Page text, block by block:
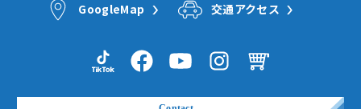
GoogleMap 交通アクセス